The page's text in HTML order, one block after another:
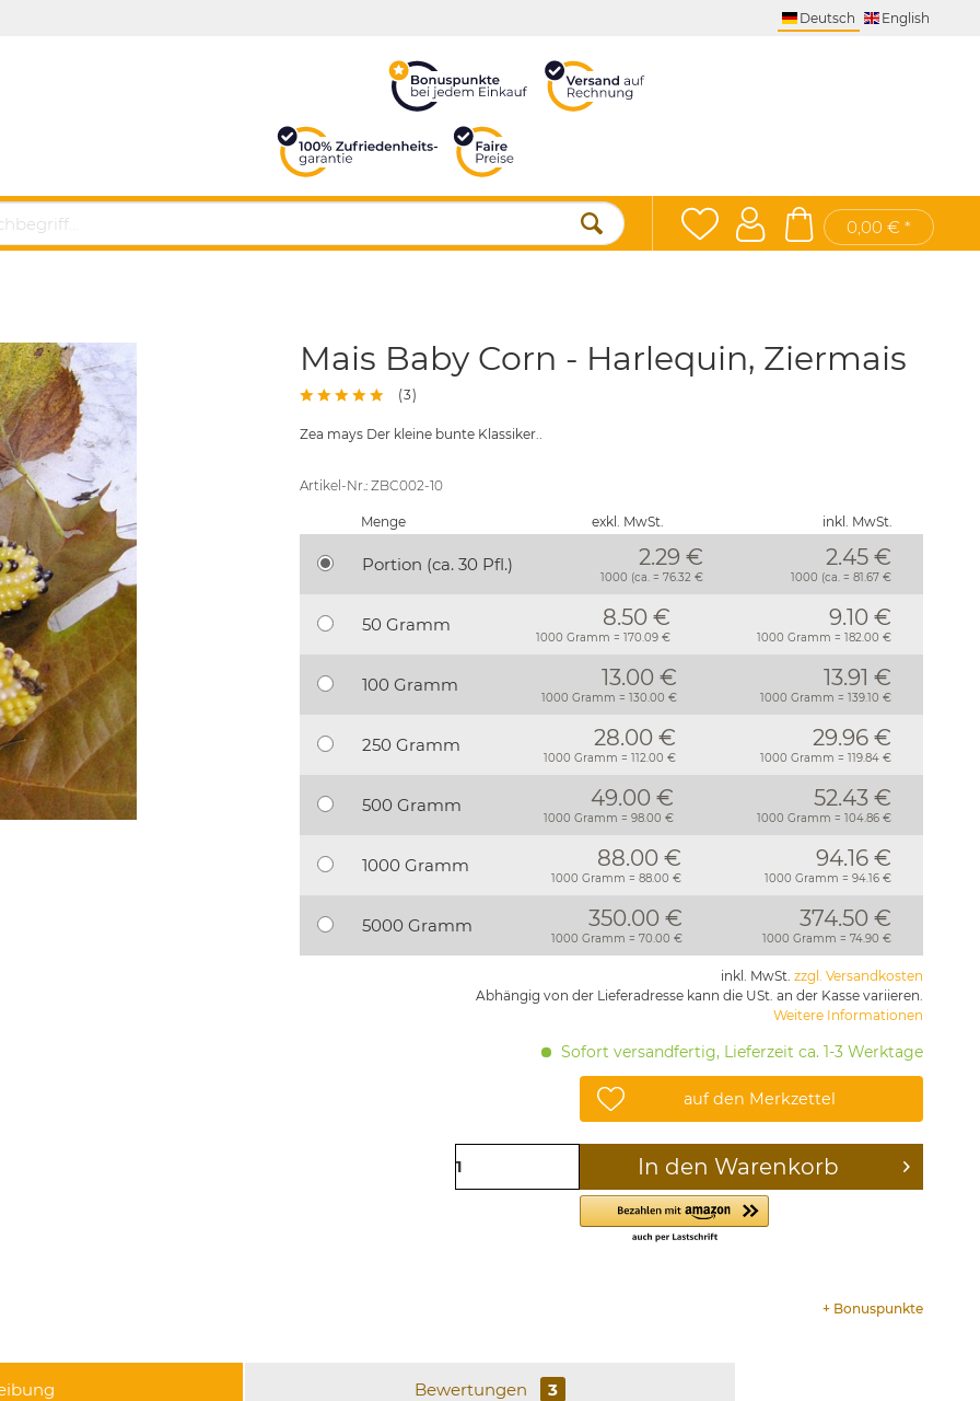
Deutsch English
0,00 € *
Mais Baby Corn - Harlequin, Ziermais
(3)
Zea mays Der kleine bunte Klassiker..
Artikel-Nr.: ZBC002-10
Menge exkl. MwSt. inkl. MwSt.
Portion (ca. 30 Pfl.) 2.29 €
1000 (ca. = 76.32 €
2.45€
1000 (ca. = 81.67 €
50 Gramm 8.50 €
1000 Gramm = 170.09 €
9.10 €
1000 Gramm = 182.00 €
100 Gramm 13.00 €
1000 Gramm = 130.00 €
13.91 €
1000 Gramm = 139.10 €
250 Gramm 28.00 €
1000 Gramm = 112.00 €
29.96 €
1000 Gramm = 119.84 €
500 Gramm 49.00 €
1000 Gramm = 98.00 €
52.43 €
1000 Gramm = 104.86 €
1000 Gramm 88.00 €
1000 Gramm = 88.00 €
94.16 €
1000 Gramm = 94.16 €
5000 Gramm 350.00 €
1000 Gramm = 70.00 €
374.50 €
1000 Gramm = 74.90 €
inkl. MwSt. zzgl. Versandkosten
Abhängig von der Lieferadresse kann die USt. an der Kasse variieren.
Weitere Informationen
Sofort versandfertig, Lieferzeit ca. 1-3 Werktage
auf den Merkzettel
In den Warenkorb
+ Bonuspunkte
Bewertungen 3